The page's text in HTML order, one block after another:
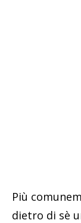
Più
dietro di sè